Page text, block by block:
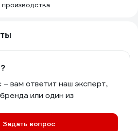
вам ответит наш эксперт,
или один из
Задать вопрос